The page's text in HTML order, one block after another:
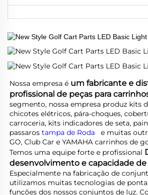
Nossa empresa é um fabricante e
profissional de peças para
segmento, nossa empresa produz kits
chicotes elétricos, pára-choques,
carroceria, kits indicadores de seta,
passaros tampa de Roda e muitas
GO, Club Car e YAMAHA carrinhos de
Temos uma equipe forte e profissional
desenvolvimento e capacidade
Especialmente na fabricação de
utilizamos muitas tecnologias de
funções dos nossos conjuntos de luz.